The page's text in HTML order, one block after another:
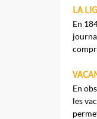
LA
En
En
les